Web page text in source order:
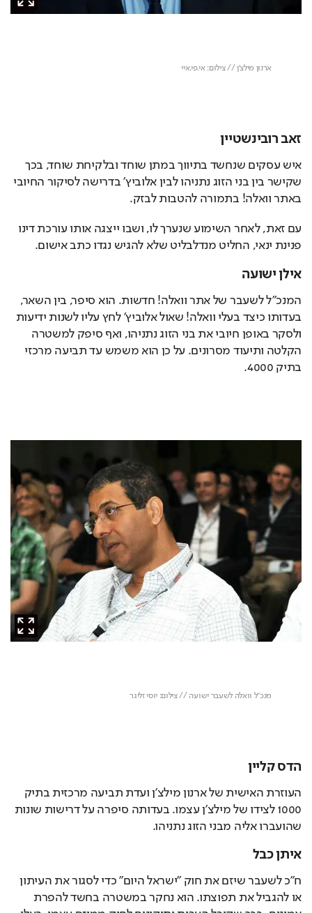
                ארנון מילצ'ן // צילום: אי.פי.איי
זאב רובינשטיין
איש עסקים שנחשד בתיווך במתן שוחד ובלקיחת שוחד, בכך
שקישר בין בני הזוג נתניהו לבין אלוביץ' בדרישה לסיקור החיובי
באתר וואלה! בתמורה להטבות לבזק.
עם זאת, לאחר השימוע שנערך לו, ושבו ייצגה אותו עורכת דינו
פנינת ינאי, החליט מנדלבליט שלא להגיש נגדו כתב אישום.
אילן ישועה
המנכ"ל לשעבר של אתר וואלה! חדשות. הוא סיפר, בין השאר,
בעדותו כיצד בעלי וואלה! שאול אלוביץ' לחץ עליו לשנות ידיעות
ולסקר באופן חיובי את בני הזוג נתניהו, ואף סיפק למשטרה
הקלטה ותיעוד מסרונים. על כן הוא משמש עד תביעה מרכזי
בתיק 4000.
                מנכ"ל וואלה לשעבר ישועה // צילום: יוסי זליגר
הדס קליין
העוזרת האישית של ארנון מילצ'ן ועדת תביעה מרכזית בתיק
1000 לצידו של מילצ'ן עצמו. בעדותה סיפרה על דרישות שונות
שהועברו אליה מבני הזוג נתניהו.
איתן כבל
ח"כ לשעבר שיזם את חוק "ישראל היום" כדי לסגור את העיתון
או להגביל את תפוצתו. הוא נחקר במשטרה בחשד להפרת